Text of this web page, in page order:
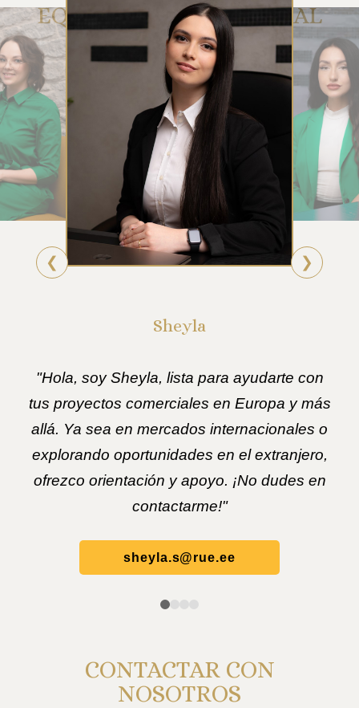
EQUIPO DE ATENCIÓN AL
CLIENTE DE RUE
❮ ❯
Sheyla
"Hola, soy Sheyla, lista para ayudarte con
tus proyectos comerciales en Europa y más
allá. Ya sea en mercados internacionales o
explorando oportunidades en el extranjero,
ofrezco orientación y apoyo. ¡No dudes en
contactarme!"
sheyla.s@rue.ee
CONTACTAR CON
NOSOTROS